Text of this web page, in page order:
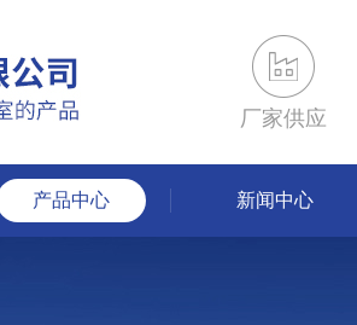
厂家供应
产品中心 新闻中心